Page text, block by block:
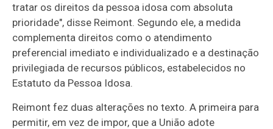
tratar os direitos da pessoa idosa com absoluta
prioridade", disse Reimont. Segundo ele, a medida
complementa direitos como o atendimento
preferencial imediato e individualizado e a destinação
privilegiada de recursos públicos, estabelecidos no
Estatuto da Pessoa Idosa.
Reimont fez duas alterações no texto. A primeira para
permitir, em vez de impor, que a União adote